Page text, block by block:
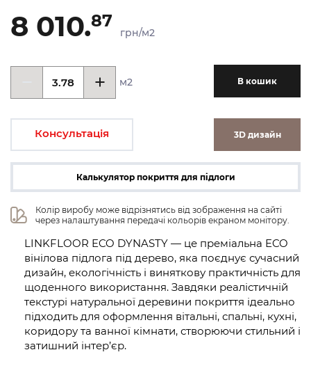
8 010.87
грн/м2
м2 В кошик
Консультація 3D дизайн
Калькулятор покриття для підлоги
Колір виробу може відрізнятись від зображення на сайті
через налаштування передачі кольорів екраном монітору.
LINKFLOOR ECO DYNASTY — це преміальна ECO
вінілова підлога під дерево, яка поєднує сучасний
дизайн, екологічність і виняткову практичність для
щоденного використання. Завдяки реалістичній
текстурі натуральної деревини покриття ідеально
підходить для оформлення вітальні, спальні, кухні,
коридору та ванної кімнати, створюючи стильний і
затишний інтер’єр.